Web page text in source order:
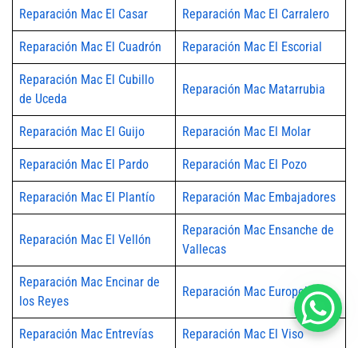
Reparación Mac El Casar Reparación Mac El Carralero
Reparación Mac El Cuadrón Reparación Mac El Escorial
Reparación Mac El Cubillo
de Uceda
Reparación Mac Matarrubia
Reparación Mac El Guijo Reparación Mac El Molar
Reparación Mac El Pardo Reparación Mac El Pozo
Reparación Mac El Plantío Reparación Mac Embajadores
Reparación Mac El Vellón
Reparación Mac Ensanche de
Vallecas
Reparación Mac Encinar de
los Reyes
Reparación Mac Europolis
Reparación Mac Entrevías Reparación Mac El Viso